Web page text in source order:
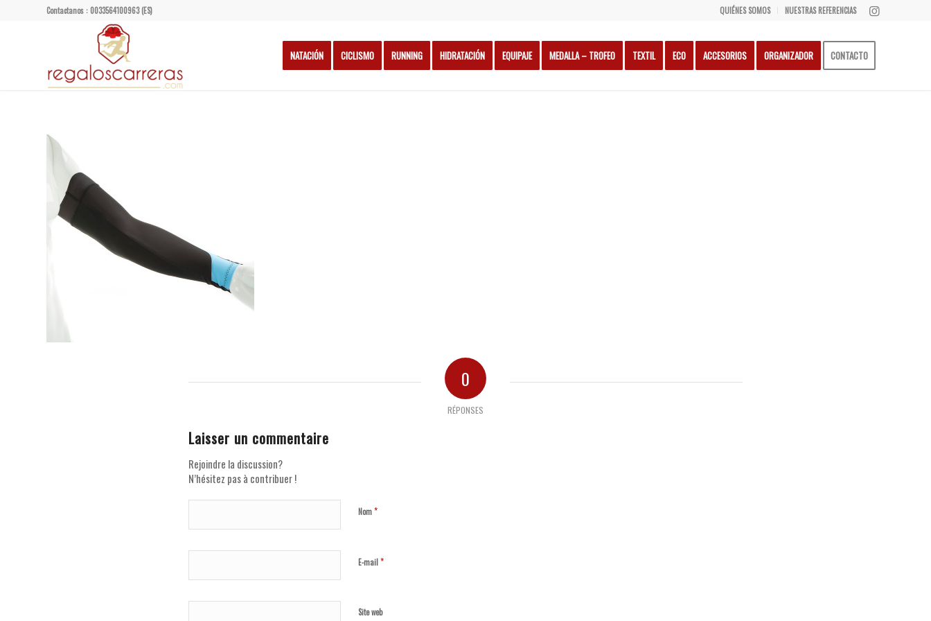
QUIÉNES SOMOS NUESTRAS REFERENCIAS
Contactanos : 0033564100963 (ES)
NATACIÓN CICLISMO RUNNING HIDRATACIÓN EQUIPAJE MEDALLA – TROFEO TEXTIL ECO ACCESORIOS ORGANIZADOR CONTACTO
0
RÉPONSES
Laisser un commentaire
Rejoindre la discussion?
N’hésitez pas à contribuer !
Nom*
E-mail*
Site web